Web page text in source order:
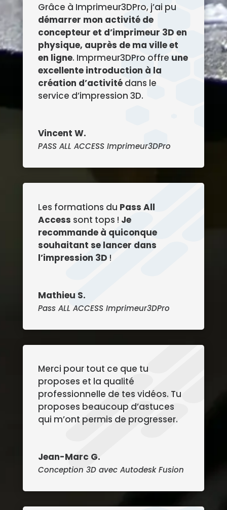
Grâce à Imprimeur3DPro, j’ai pu
démarrer mon activité de
concepteur et d’imprimeur 3D en
physique, auprès de ma ville et
en ligne. Imprmeur3DPro offre une
excellente introduction à la
création d’activitédans le
service d’impression 3D.
Vincent W.
PASS ALL ACCESS Imprimeur3DPro
Les formations du Pass All
Access sont tops ! Je
recommande à quiconque
souhaitant se lancer dans
l’impression 3D !
Mathieu S.
Pass ALL ACCESS Imprimeur3DPro
Merci pour tout ce que tu
proposes et la qualité
professionnelle de tes vidéos. Tu
proposes beaucoup d’astuces
qui m’ont permis de progresser.
Jean-Marc G.
Conception 3D avec Autodesk Fusion